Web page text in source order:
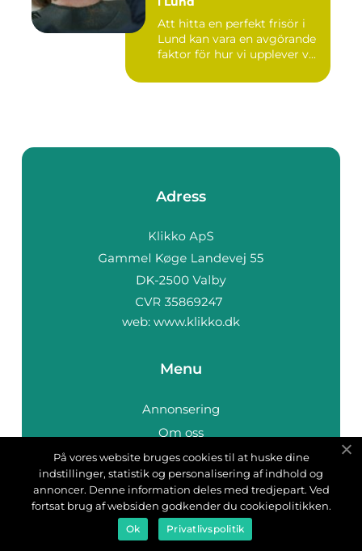
Att hitta en perfekt frisör i
Lund kan vara en avgörande
faktor för hur vi upplever v...
Adress
web: www.klikko.dk
Menu
Annonsering
Om oss
Cookies
Kontakta oss
Sitemap
På vores website bruges cookies til at huske dine
indstillinger, statistik og personalisering af indhold og
annoncer. Denne information deles med tredjepart. Ved
fortsat brug af websiden godkender du cookiepolitikken.
Ok Privatlivspolitik